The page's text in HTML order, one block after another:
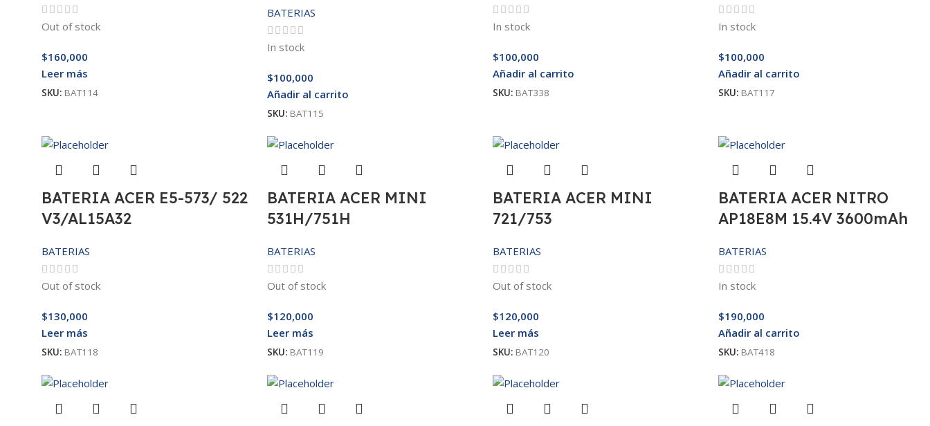
Out of stock
$160,000
Leer más
SKU: BAT114
BATERIAS
In stock
$100,000
Añadir al carrito
SKU: BAT115
In stock
$100,000
Añadir al carrito
SKU: BAT338
In stock
$100,000
Añadir al carrito
SKU: BAT117
BATERIA ACER E5-573/ 522
V3/AL15A32
BATERIAS
Out of stock
$130,000
Leer más
SKU: BAT118
BATERIA ACER MINI
531H/751H
BATERIAS
Out of stock
$120,000
Leer más
SKU: BAT119
BATERIA ACER MINI
721/753
BATERIAS
Out of stock
$120,000
Leer más
SKU: BAT120
BATERIA ACER NITRO
AP18E8M 15.4V 3600mAh
BATERIAS
In stock
$190,000
Añadir al carrito
SKU: BAT418